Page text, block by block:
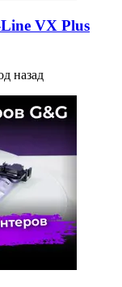
VX Plus
назад